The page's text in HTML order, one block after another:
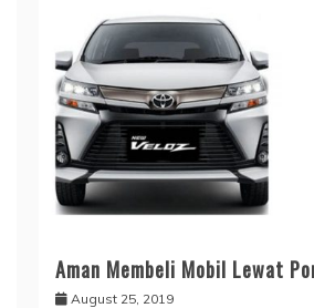
Aman Membeli Mobil Lewat
August 25, 2019